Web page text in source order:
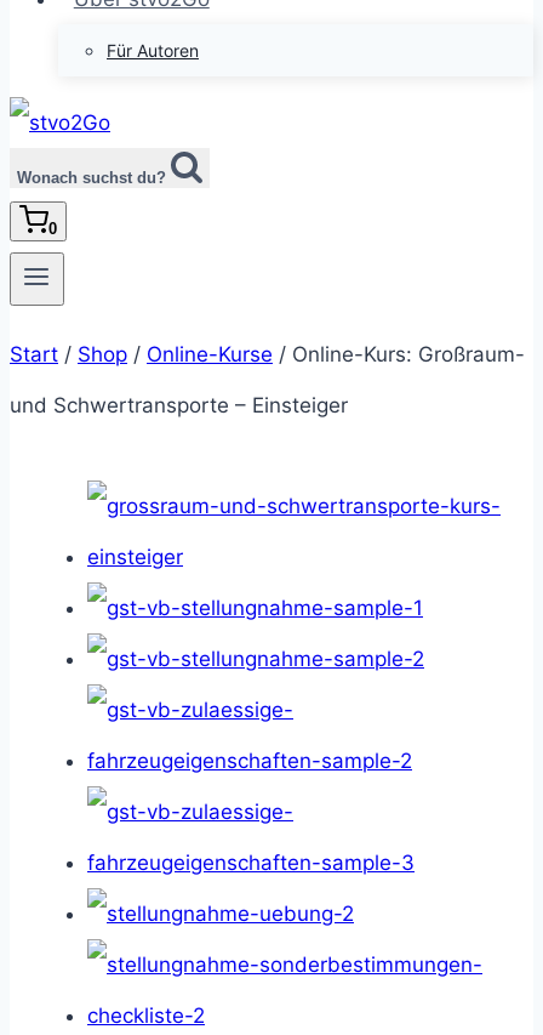
Für Autoren
Wonach suchst du?
0
Start / Shop / Online-Kurse / Online-Kurs: Großraum-
und Schwertransporte – Einsteiger